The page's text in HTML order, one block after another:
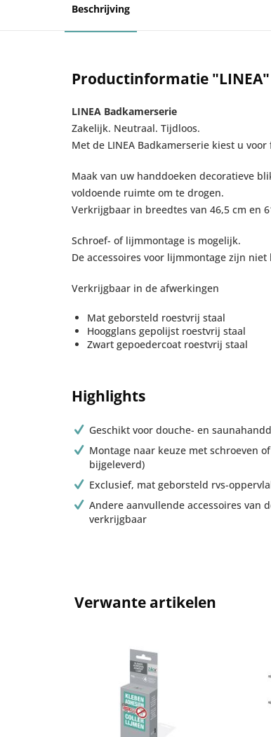
Beschrijving
Productinformatie
LINEA Badkamerserie
Zakelijk. Neutraal. Tijdloos.
Met de LINEA Badkamerserie kiest u
Maak van uw handdoeken decoratieve
voldoende ruimte om te drogen.
Verkrijgbaar in breedtes van 46,5 cm en
Schroef- of lijmmontage is mogelijk.
De accessoires voor lijmmontage zijn
Verkrijgbaar in de afwerkingen
Mat geborsteld roestvrij staal
Hoogglans gepolijst roestvrij staal
Zwart gepoedercoat roestvrij staal
Highlights
Geschikt voor douche- en
Montage naar keuze met schroeven
bijgeleverd)
Exclusief, mat geborsteld rvs-
Andere aanvullende accessoires van
verkrijgbaar
Verwante artikelen